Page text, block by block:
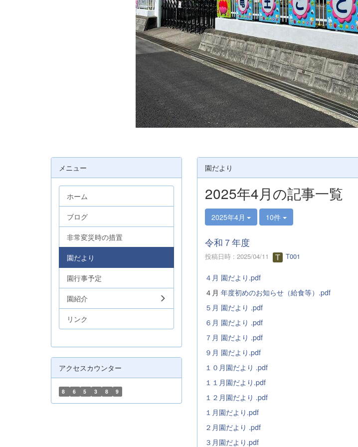
園だより
2025年4月の記事一覧
2025年4月 10件
令和７年度
投稿日時 : 2025/04/11 T001
４月 園だより.pdf
４月 年度初めのお知らせ（給食等）.pdf
５月 園だより .pdf
６月 園だより .pdf
７月 園だより .pdf
９月 園だより.pdf
１０月園だより .pdf
１１月園だより.pdf
１２月園だより .pdf
１月園だより.pdf
２月園だより .pdf
３月園だより.pdf
メニュー
ホーム
ブログ
非常変災時の措置
園だより
園行事予定
園紹介
リンク
アクセスカウンター
8 6 5 3 8 9